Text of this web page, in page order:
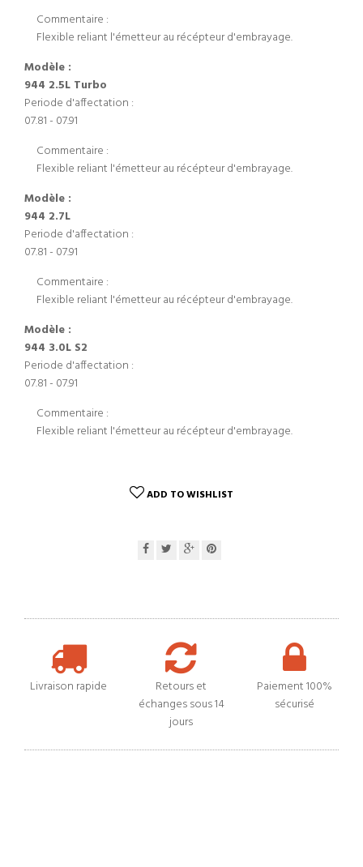
Commentaire :
Flexible reliant l'émetteur au récépteur d'embrayage.
Modèle :
944 2.5L Turbo
Periode d'affectation :
07.81 - 07.91
Commentaire :
Flexible reliant l'émetteur au récépteur d'embrayage.
Modèle :
944 2.7L
Periode d'affectation :
07.81 - 07.91
Commentaire :
Flexible reliant l'émetteur au récépteur d'embrayage.
Modèle :
944 3.0L S2
Periode d'affectation :
07.81 - 07.91
Commentaire :
Flexible reliant l'émetteur au récépteur d'embrayage.
ADD TO WISHLIST
Livraison rapide
Retours et
échanges sous 14
jours
Paiement 100%
sécurisé